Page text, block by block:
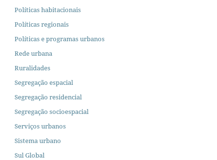
Políticas habitacionais
Políticas regionais
Políticas e programas urbanos
Rede urbana
Ruralidades
Segregação espacial
Segregação residencial
Segregação socioespacial
Serviços urbanos
Sistema urbano
Sul Global